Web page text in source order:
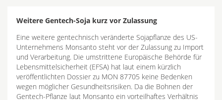
Weitere Gentech-Soja kurz vor Zulassung
Eine weitere gentechnisch veränderte Sojapflanze des US-
Unternehmens Monsanto steht vor der Zulassung zu Import
und Verarbeitung. Die umstrittene Europäische Behörde für
Lebensmittelsicherheit (EFSA) hat laut einem kürzlich
veröffentlichten Dossier zu MON 87705 keine Bedenken
wegen möglicher Gesundheitsrisiken. Da die Bohnen der
Gentech-Pflanze laut Monsanto ein vorteilhaftes Verhältnis